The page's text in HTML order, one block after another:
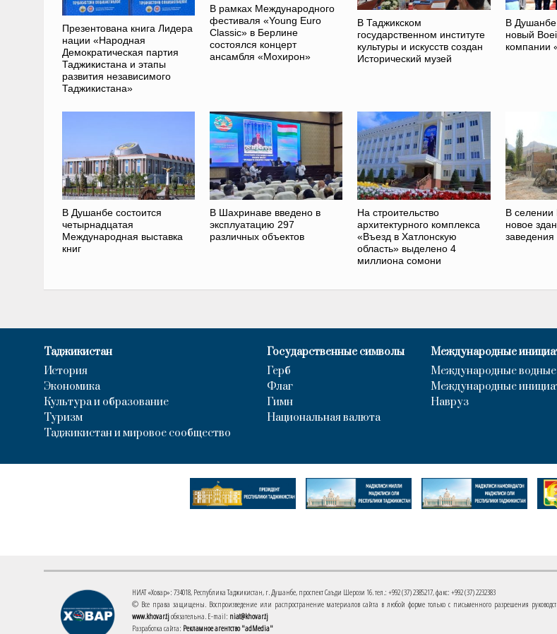
Презентована книга Лидера
нации «Народная
Демократическая партия
Таджикистана и этапы
развития независимого
Таджикистана»
В рамках Международного
фестиваля «Young Euro
Classic» в Берлине
состоялся концерт
ансамбля «Мохирон»
В Таджикском
государственном институте
культуры и искусств создан
Исторический музей
В Душанбе
новый
компании
В Душанбе состоится
четырнадцатая
Международная выставка
книг
В Шахринаве введено в
эксплуатацию 297
различных объектов
На строительство
архитектурного комплекса
«Въезд в Хатлонскую
область» выделено 4
миллиона сомони
В селении
новое
заведения
Таджикистан
История
Экономика
Культура и образование
Туризм
Таджикистан и мировое сообщество
Государственные символы
Герб
Флаг
Гимн
Национальная валюта
Международные
Международные
Международные
Навруз
НИАТ «Ховар»: 734018, Республика Таджикистан, г. Душанбе, проспект Саъди Шерози 16. тел.: +992 (37) 2385217, факс: +992 (37) 2232383
© Все права защищены. Воспроизведение или распространение материалов сайта в любой форме только с письменного разрешения
www.khovar.tjобязательна. E-mail: niat@khovar.tj
Разработка сайта: Рекламное агентство "adMedia"